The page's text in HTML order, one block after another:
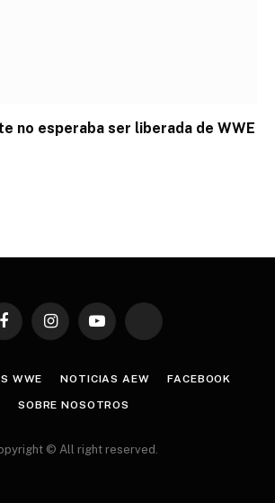
no esperaba ser liberada de WWE
FacebookInstagramYouTube TikTok
WWE NOTICIAS AEW FACEBOOK
SOBRE NOSOTROS
© All right reserved.